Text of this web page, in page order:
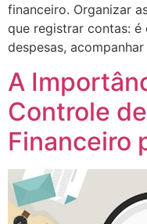
financeiro. Organizar
que registrar contas:
despesas,
A
Controle
Financeiro